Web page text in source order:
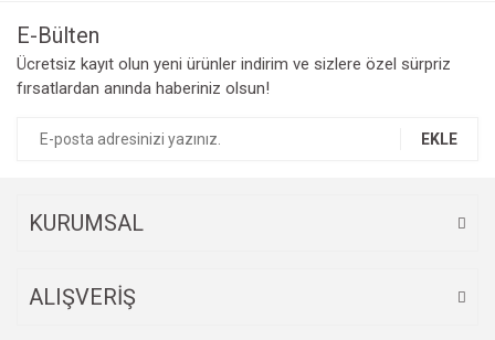
E-Bülten
Ücretsiz kayıt olun yeni ürünler indirim ve sizlere özel sürpriz
fırsatlardan anında haberiniz olsun!
EKLE
KURUMSAL
ALIŞVERİŞ